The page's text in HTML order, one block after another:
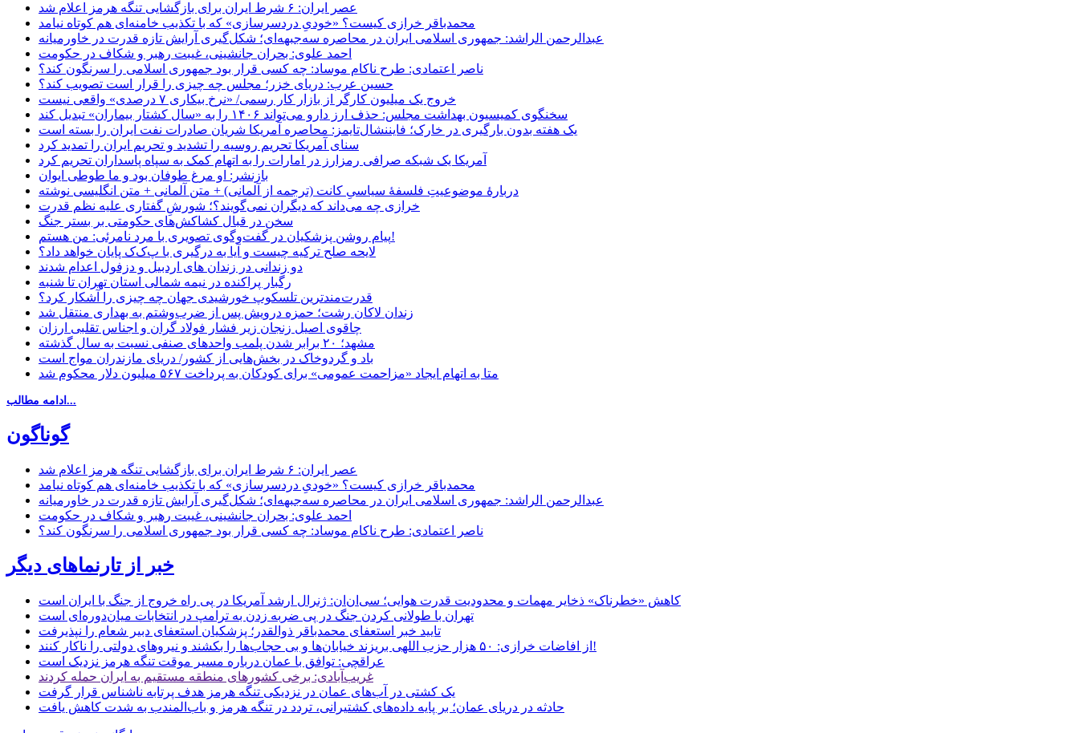
عصر ایران: ۶ شرط ایران برای بازگشایی تنگه هرمز اعلام شد
محمدباقر خرازی کیست؟ «خودیِ دردسرسازی» که با تکذیب خامنه‌ای هم کوتاه نیامد
عبدالرحمن الراشد: جمهوری اسلامی ایران در محاصره سه‌جبهه‌ای؛ شکل‌گیری آرایش تازه قدرت در خاورمیانه
احمد علوی: بحران جانشینی، غیبت رهبر و شکاف در حکومت
ناصر اعتمادی: طرح ناکام موساد: چه کسی قرار بود جمهوری اسلامی را سرنگون کند؟
حسین عرب: دریای خزر؛ مجلس چه چیزی را قرار است تصویب کند؟
خروج یک میلیون کارگر از بازار کار رسمی/ «نرخ بیکاری ۷ درصدی» واقعی نیست
سخنگوی کمیسیون بهداشت مجلس: حذف ارز دارو می‌تواند ۱۴۰۶ را به «سال کشتار بیماران» تبدیل کند
یک هفته بدون بارگیری در خارک؛ فایننشال‌تایمز: محاصره آمریکا شریان صادرات نفت ایران را بسته است
سنای آمریکا تحریم روسیه را تشدید و تحریم ایران را تمدید کرد
آمریکا یک شبکه صرافی رمزارز در امارات را به اتهام کمک به سپاه پاسداران تحریم کرد
بازنشر: او مرغ طوفان بود و ما طوطی ایوان
دربارهٔ موضوعیتِ فلسفهٔ سیاسیِ کانت (ترجمه از آلمانی) + متن آلمانی + متن انگلیسی نوشته
خرازی چه می‌داند که دیگران نمی‌گویند؟؛ شورشِ گفتاری علیه نظم قدرت
سخن در قبال کشاکش‌های حکومتی بر بستر جنگ
پیام روشن پزشکیان در گفت‌و‌گوی تصویری با مرد نامرئی: من هستم!
لایحه صلح ترکیه چیست و آیا به درگیری با پ‌ک‌ک پایان خواهد داد؟
دو زندانی در زندان های اردبیل و دزفول اعدام شدند
رگبار پراکنده در نیمه شمالی استان تهران تا شنبه
قدرت‌مندترین تلسکوپ خورشیدی جهان چه چیزی را آشکار کرد؟
زندان لاکان رشت؛ حمزه درویش پس از ضرب‌وشتم به بهداری منتقل شد
چاقوی اصیل زنجان زیر فشار فولاد گران و اجناس تقلبی ارزان
مشهد؛ ۲۰ برابر شدن پلمب واحدهای صنفی نسبت به سال گذشته
باد و گردوخاک در بخش‌هایی از کشور/ دریای مازندران مواج است
متا به اتهام ایجاد «مزاحمت عمومی» برای کودکان به پرداخت ۵۶۷ میلیون دلار محکوم شد
ادامه مطالب...
گوناگون
عصر ایران: ۶ شرط ایران برای بازگشایی تنگه هرمز اعلام شد
محمدباقر خرازی کیست؟ «خودیِ دردسرسازی» که با تکذیب خامنه‌ای هم کوتاه نیامد
عبدالرحمن الراشد: جمهوری اسلامی ایران در محاصره سه‌جبهه‌ای؛ شکل‌گیری آرایش تازه قدرت در خاورمیانه
احمد علوی: بحران جانشینی، غیبت رهبر و شکاف در حکومت
ناصر اعتمادی: طرح ناکام موساد: چه کسی قرار بود جمهوری اسلامی را سرنگون کند؟
خبر از تارنماهای دیگر
کاهش «خطرناک» ذخایر مهمات و محدودیت قدرت هوایی؛ سی‌ان‌ان: ژنرال ارشد آمریکا در پی راه خروج از جنگ با ایران است
تهران با طولانی کردن جنگ در پی ضربه زدن به ترامپ در انتخابات میان‌دوره‌ای است
تایید خبر استعفای محمدباقر ذوالقدر؛ پزشکیان استعفای دبیر شعام را نپذیرفت
از افاضات خرازی: ۵۰ هزار حزب اللهی بریزند خیابان‌ها و بی حجاب‌ها را بکشند و نیرو‌های دولتی را ناکار کنند!
عراقچی: توافق با عمان درباره مسیر موقت تنگه هرمز نزدیک است
غریب‌آبادی: برخی کشورهای منطقه مستقیم به ایران حمله کردند
یک کشتی در آب‌های عمان در نزدیکی تنگه هرمز هدف پرتابه ناشناس قرار گرفت
حادثه در دریای عمان؛ بر پایه داده‌های کشتیرانی، تردد در تنگه هرمز و باب‌المندب به شدت کاهش یافت